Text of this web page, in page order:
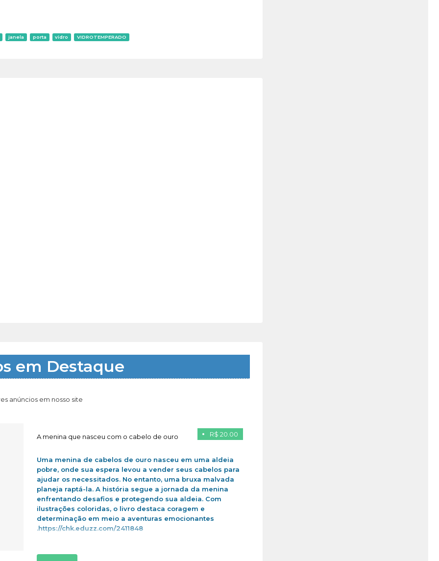
janela porta vidro VIDROTEMPERADO
em Destaque
anúncios em nosso site
R$ 20.00
A menina que nasceu com o cabelo de ouro
Uma menina de cabelos de ouro nasceu em uma aldeia
pobre, onde sua espera levou a vender seus cabelos para
ajudar os necessitados. No entanto, uma bruxa malvada
planeja raptá-la. A história segue a jornada da menina
enfrentando desafios e protegendo sua aldeia. Com
ilustrações coloridas, o livro destaca coragem e
determinação em meio a aventuras emocionantes
.https://chk.eduzz.com/2411848